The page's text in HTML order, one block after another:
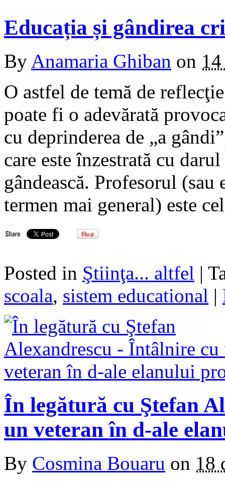
Educația și gândirea
By Anamaria Ghiban on
O astfel de temă de
poate fi o adevărată
cu deprinderea de „a
care este înzestrată cu
gândească. Profesorul
termen mai general) este
Posted in Ştiinţa... altfel |
scoala, sistem educational |
În legătură cu Ştefan
un veteran în d-ale
By Cosmina Bouaru on 18